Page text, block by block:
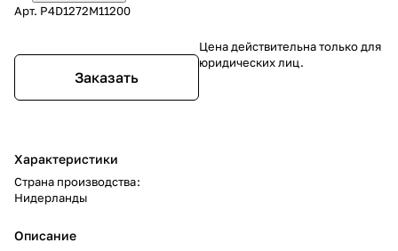
Арт. P4D1272M11200
Заказать
Характеристики
Страна производства:
Нидерланды
Описание
Цена действительна только для
юридических лиц.